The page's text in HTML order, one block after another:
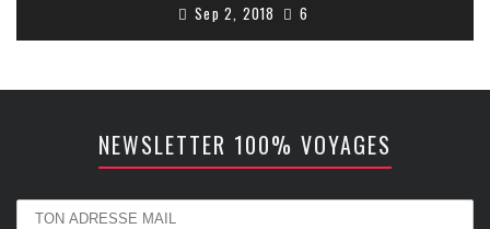
Sep 2, 2018 6
NEWSLETTER 100% VOYAGES